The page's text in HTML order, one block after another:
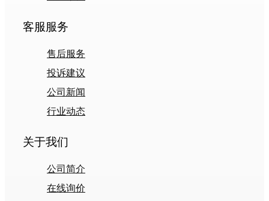
客服服务
售后服务
投诉建议
公司新闻
行业动态
关于我们
公司简介
在线询价